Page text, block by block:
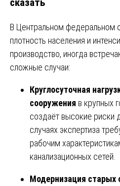
В Центральном федеральном
плотность населения и
производство, иногда
сложные случаи:
Круглосуточная
сооружения в крупных
создаёт высокие риски
случаях экспертиза
рабочим
канализационных сетей.
Модернизация старых